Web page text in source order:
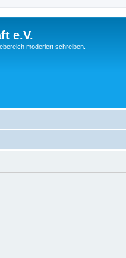
e.V.
moderiert schreiben.